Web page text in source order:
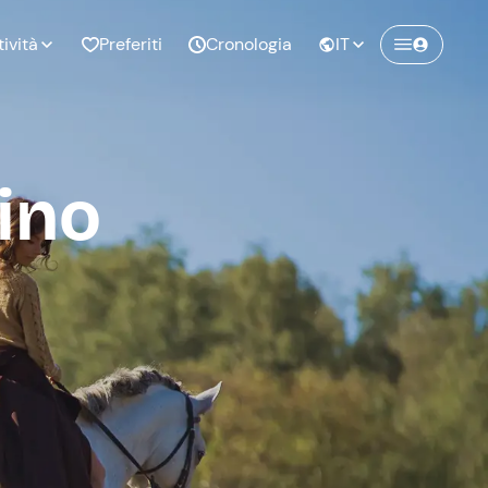
di
Compleanno
al
Addio al
nubilato
Preferiti Cronologia IT
come te e colleziona ricordi indimenticabili!
Continua con l'email